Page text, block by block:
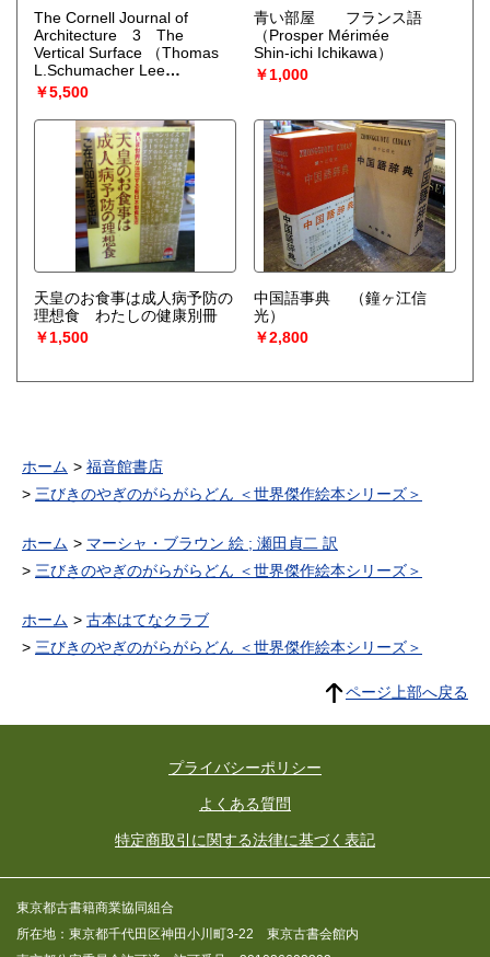
The Cornell Journal of
Architecture 3 The
Vertical Surface
（Thomas
L.Schumacher Lee
Hodgden）
￥5,500
青い部屋 フランス語
（Prosper Mérimée
Shin-ichi Ichikawa）
￥1,000
天皇のお食事は成人病予防の
理想食 わたしの健康別冊
￥1,500
中国語事典
（鐘ヶ江信
光）
￥2,800
ホーム
福音館書店
三びきのやぎのがらがらどん ＜世界傑作絵本シリーズ＞
ホーム
マーシャ・ブラウン 絵 ; 瀬田貞二 訳
三びきのやぎのがらがらどん ＜世界傑作絵本シリーズ＞
ホーム
古本はてなクラブ
三びきのやぎのがらがらどん ＜世界傑作絵本シリーズ＞
ページ上部へ戻る
プライバシーポリシー
よくある質問
特定商取引に関する法律に基づく表記
東京都古書籍商業協同組合
所在地：東京都千代田区神田小川町3-22 東京古書会館内